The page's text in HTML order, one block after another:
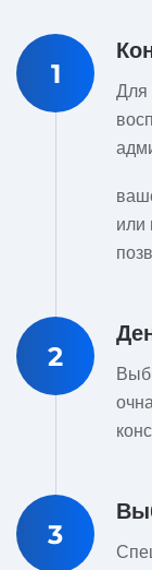
1
Для
или
2
3